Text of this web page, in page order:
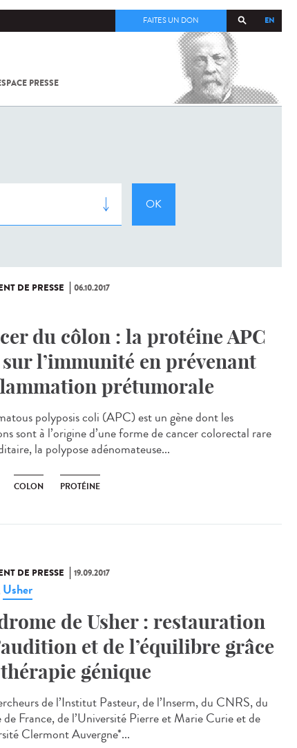
EN
FAITES UN DON
PRESSE
COV-2 /
DE PRESSE 06.10.2017
du côlon : la protéine APC
l’immunité en prévenant
prétumorale
polyposis coli (APC) est un gène dont les
sont à l’origine d’une forme de cancer colorectal rare
la polypose adénomateuse...
COLON PROTÉINE
DE PRESSE 19.09.2017
Usher
de Usher : restauration
et de l’équilibre grâce
génique
de l’Institut Pasteur, de l’Inserm, du CNRS, du
de France, de l’Université Pierre et Marie Curie et de
Clermont Auvergne*...